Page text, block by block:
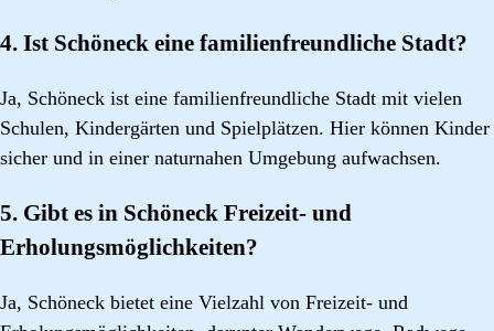
4. Ist Schöneck eine familienfreundliche Stadt?
Ja, Schöneck ist eine familienfreundliche Stadt mit vielen
Schulen, Kindergärten und Spielplätzen. Hier können Kinder
sicher und in einer naturnahen Umgebung aufwachsen.
5. Gibt es in Schöneck Freizeit- und
Erholungsmöglichkeiten?
Ja, Schöneck bietet eine Vielzahl von Freizeit- und